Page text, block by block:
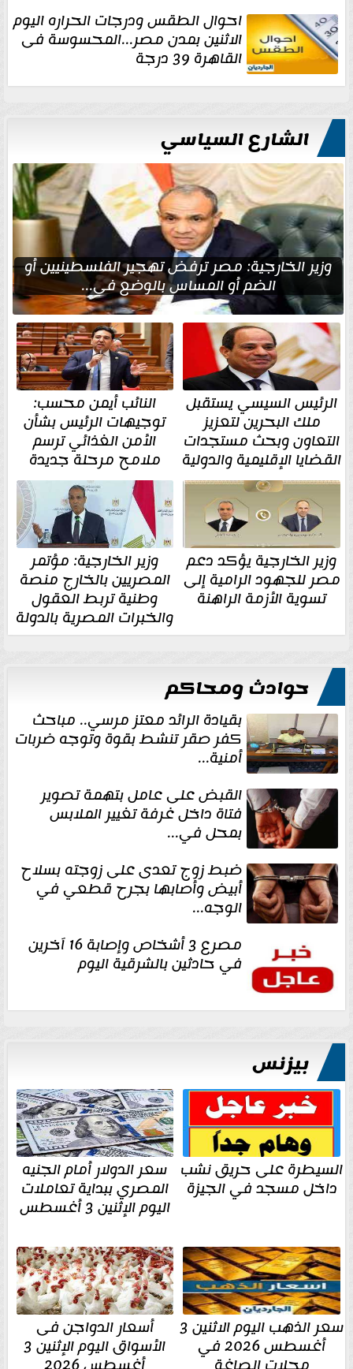
احوال الطقس ودرجات الحراره اليوم
الاثنين بمدن مصر...المحسوسة فى
القاهرة 39 درجة
الشارع السياسي
وزير الخارجية: مصر ترفض تهجير الفلسطينيين أو
الضم أو المساس بالوضع في...
الرئيس السيسي يستقبل
ملك البحرين لتعزيز
التعاون وبحث مستجدات
القضايا الإقليمية والدولية
النائب أيمن محسب:
توجيهات الرئيس بشأن
الأمن الغذائي ترسم
ملامح مرحلة جديدة
وزير الخارجية يؤكد دعم
مصر للجهود الرامية إلى
تسوية الأزمة الراهنة
وزير الخارجية: مؤتمر
المصريين بالخارج منصة
وطنية تربط العقول
والخبرات المصرية بالدولة
حوادث ومحاكم
بقيادة الرائد معتز مرسي.. مباحث
كفر صقر تنشط بقوة وتوجه ضربات
أمنية...
القبض على عامل بتهمة تصوير
فتاة داخل غرفة تغيير الملابس
بمحل في...
ضبط زوج تعدى على زوجته بسلاح
أبيض وأصابها بجرح قطعي في
الوجه...
مصرع 3 أشخاص وإصابة 16 آخرين
في حادثين بالشرقية اليوم
بيزنس
السيطرة على حريق نشب
داخل مسجد في الجيزة
سعر الدولار أمام الجنيه
المصري ببداية تعاملات
اليوم الإثنين 3 أغسطس
سعر الذهب اليوم الاثنين 3
أغسطس 2026 في
أسعار الدواجن فى
الأسواق اليوم الإثنين 3